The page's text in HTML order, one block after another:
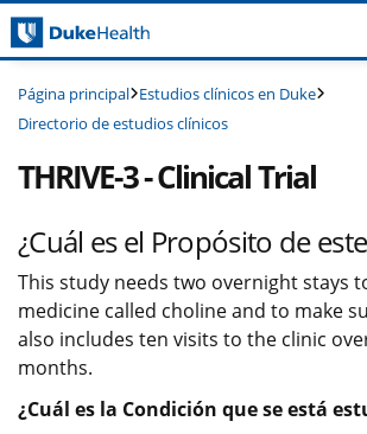
Saltar navegación
Página principal Estudios clínicos en Duke
Directorio de estudios clínicos
THRIVE-3 - Clinical Trial
¿Cuál es el Propósito de
This study needs two overnight stays
medicine called choline and to make
also includes ten visits to the clinic
months.
¿Cuál es la Condición que se está